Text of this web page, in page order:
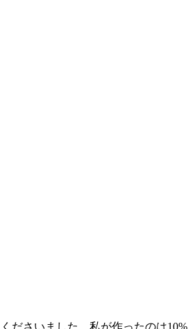
ださいました。私が作ったのは10%